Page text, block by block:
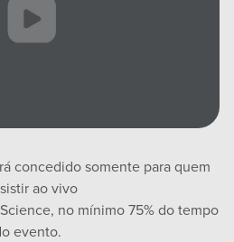
concedido somente para quem
ao vivo
no mínimo 75% do tempo
evento.